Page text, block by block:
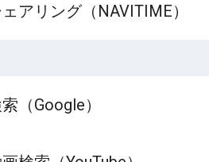
アリング（NAVITIME）
（Google）